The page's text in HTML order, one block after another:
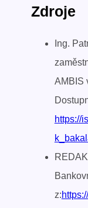
Zdroje
Ing.
AMBIS
https://
z: